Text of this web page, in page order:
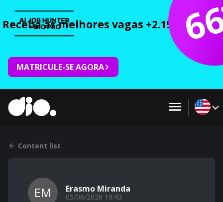
Receba as melhores vagas +2.150 cursos
MATRICULE-SE AGORA
Content list
EM Erasmo Miranda
05/06/2026 19:43